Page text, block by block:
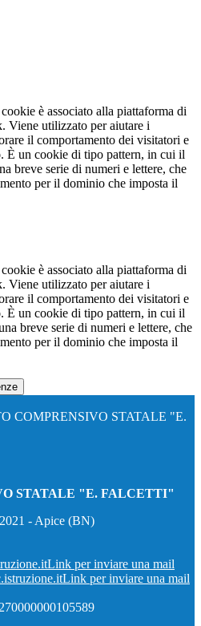
è associato alla piattaforma di
Viene utilizzato per aiutare i
il comportamento dei visitatori e
È un cookie di tipo pattern, in cui il
breve serie di numeri e lettere, che
per il dominio che imposta il
è associato alla piattaforma di
Viene utilizzato per aiutare i
il comportamento dei visitatori e
È un cookie di tipo pattern, in cui il
breve serie di numeri e lettere, che
per il dominio che imposta il
COMPRENSIVO STATALE "E.
STATALE "E. FALCETTI"
- Apice (BN)
Link per inviare una mail
Link per inviare una mail